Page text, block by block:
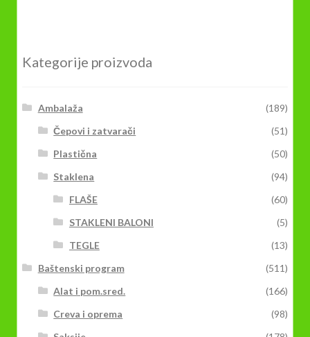
Kategorije proizvoda
Ambalaža
(189)
Čepovi i zatvarači
(51)
Plastična
(50)
Staklena
(94)
FLAŠE
(60)
STAKLENI BALONI
(5)
TEGLE
(13)
Baštenski program
(511)
Alat i pom.sred.
(166)
Creva i oprema
(98)